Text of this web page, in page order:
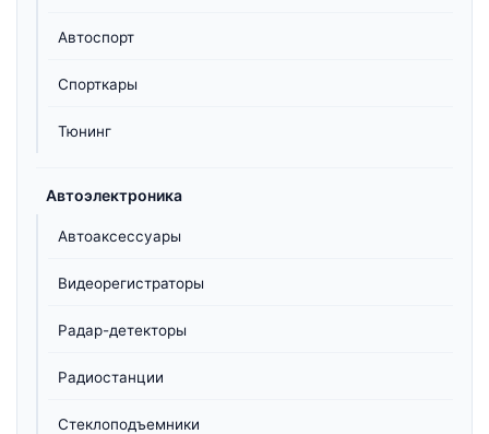
Автоспорт
Спорткары
Тюнинг
Автоэлектроника
Автоаксессуары
Видеорегистраторы
Радар-детекторы
Радиостанции
Стеклоподъемники